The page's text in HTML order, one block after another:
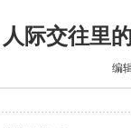
人际交往里
编